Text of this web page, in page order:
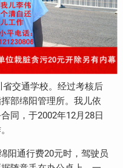
交通学校。经过考核后
部绵阳管理所。我儿依
同，于2002年12月28日
阳通行费20元时，驾驶员